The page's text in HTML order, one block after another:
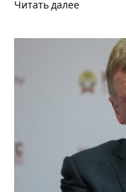
Читать далее